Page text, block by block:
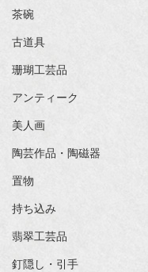
茶碗
古道具
珊瑚工芸品
アンティーク
美人画
陶芸作品・陶磁器
置物
持ち込み
翡翠工芸品
釘隠し・引手